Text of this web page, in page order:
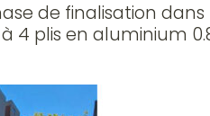
de finalisation
4 plis en aluminium